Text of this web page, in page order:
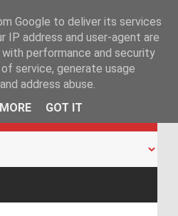
Google to deliver its services
IP address and user-agent are
performance and security
service, generate usage
address abuse.
GOT IT